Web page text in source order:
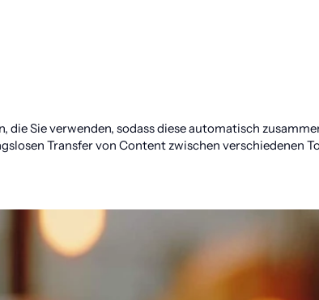
Sie verwenden, sodass diese automatisch
Transfer von Content zwischen verschiedenen